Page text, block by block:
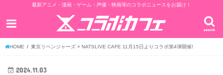
最新アニメ・漫画・ゲーム・声優・映画等のコラボニュースをお届け！
search
HOME 東京リベンジャーズ × NATSLIVE CAFE 11月15日よりコラボ第4弾開催!
2024.11.03